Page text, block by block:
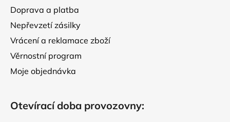
Doprava a platba
Nepřevzetí zásilky
Vrácení a reklamace zboží
Věrnostní program
Moje objednávka
Otevírací doba provozovny: